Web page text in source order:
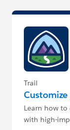
Trail
Learn how
with high-